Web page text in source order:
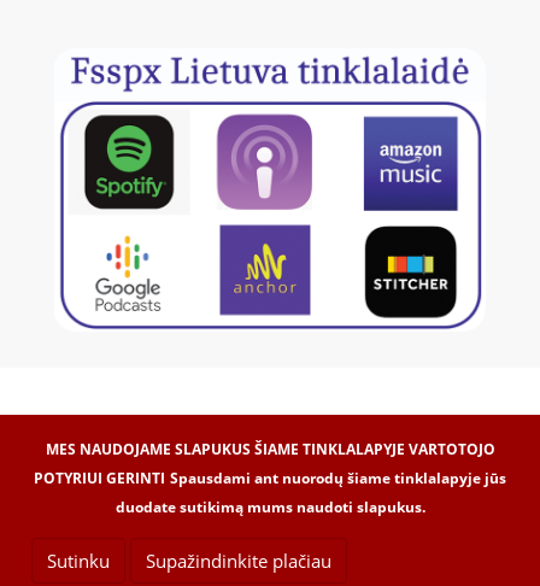
Internetinių svetainių kūrimas -Dipolis.com© 2017
© VšĮ „Laetitia“, 2017
MES NAUDOJAME SLAPUKUS ŠIAME TINKLALAPYJE VARTOTOJO
POTYRIUI GERINTI Spausdami ant nuorodų šiame tinklalapyje jūs
duodate sutikimą mums naudoti slapukus.
Sutinku Supažindinkite plačiau